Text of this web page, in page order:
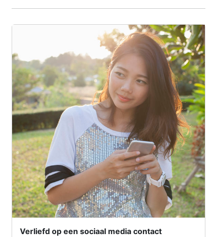
Verliefd op een sociaal media contact